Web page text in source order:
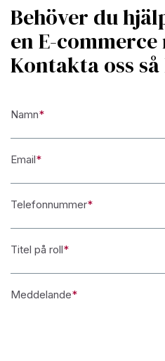
Behöver du
en E-
Kontakta oss
Namn*
Email*
Telefonnummer*
Titel på roll*
Meddelande*